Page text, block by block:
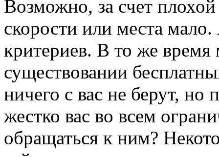
Возможно, за счет
скорости или места
критериев. В то же
существовании
ничего с вас не берут, но
жестко вас во всем
обращаться к ним?